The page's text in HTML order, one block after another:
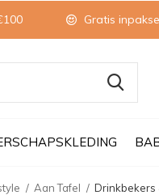
Gratis
Aan Tafel Drinkbekers